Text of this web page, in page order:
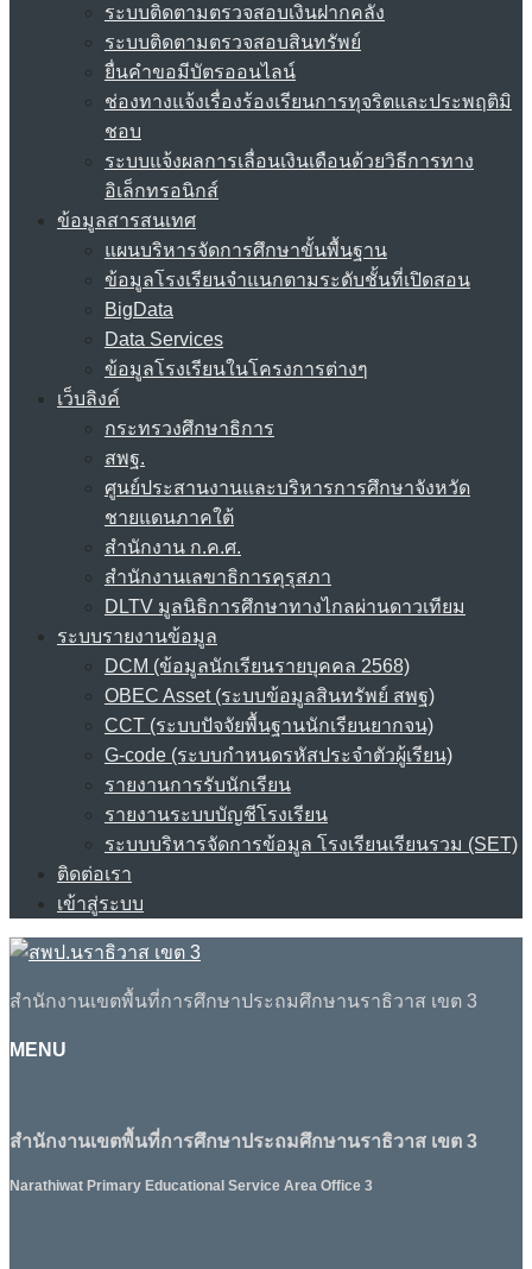
ระบบติดตามตรวจสอบเงินฝากคลัง
ระบบติดตามตรวจสอบสินทรัพย์
ยื่นคำขอมีบัตรออนไลน์
ช่องทางแจ้งเรื่องร้องเรียนการทุจริตและประพฤติมิ
ชอบ
ระบบแจ้งผลการเลื่อนเงินเดือนด้วยวิธีการทาง
อิเล็กทรอนิกส์
ข้อมูลสารสนเทศ
แผนบริหารจัดการศึกษาขั้นพื้นฐาน
ข้อมูลโรงเรียนจำแนกตามระดับชั้นที่เปิดสอน
BigData
Data Services
ข้อมูลโรงเรียนในโครงการต่างๆ
เว็บลิงค์
กระทรวงศึกษาธิการ
สพฐ.
ศูนย์ประสานงานและบริหารการศึกษาจังหวัด
ชายแดนภาคใต้
สำนักงาน ก.ค.ศ.
สำนักงานเลขาธิการคุรุสภา
DLTV มูลนิธิการศึกษาทางไกลผ่านดาวเทียม
ระบบรายงานข้อมูล
DCM (ข้อมูลนักเรียนรายบุคคล 2568)
OBEC Asset (ระบบข้อมูลสินทรัพย์ สพฐ)
CCT (ระบบปัจจัยพื้นฐานนักเรียนยากจน)
G-code (ระบบกำหนดรหัสประจำตัวผู้เรียน)
รายงานการรับนักเรียน
รายงานระบบบัญชีโรงเรียน
ระบบบริหารจัดการข้อมูล โรงเรียนเรียนรวม (SET)
ติดต่อเรา
เข้าสู่ระบบ
สำนักงานเขตพื้นที่การศึกษาประถมศึกษานราธิวาส เขต 3
MENU
สำนักงานเขตพื้นที่การศึกษาประถมศึกษานราธิวาส เขต 3
Narathiwat Primary Educational Service Area Office 3